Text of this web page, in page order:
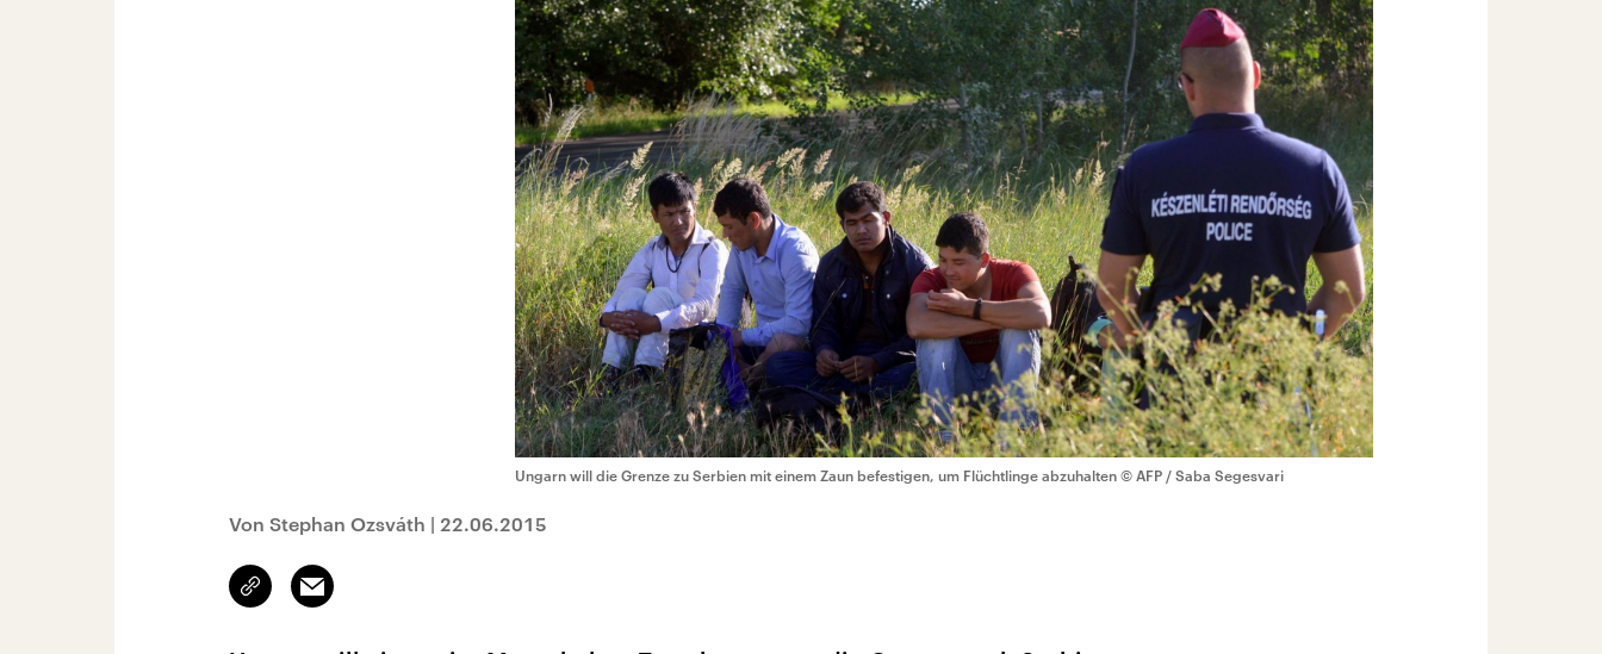
Ungarn will die Grenze zu Serbien mit einem Zaun befestigen, um Flüchtlinge abzuhalten © AFP / Saba Segesvari
Von Stephan Ozsváth | 22.06.2015
Link
kopieren/teilen
Email